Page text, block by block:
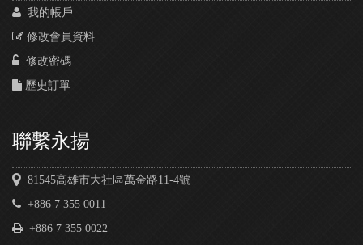
我的帳戶
修改會員資料
修改密碼
歷史訂單
聯繫永揚
81545高雄市大社區萬金路11-4號
+886 7 355 0011
+886 7 355 0022